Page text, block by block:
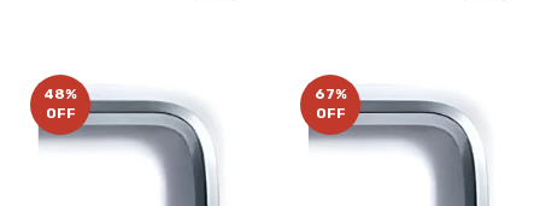
48%
OFF
67%
OFF